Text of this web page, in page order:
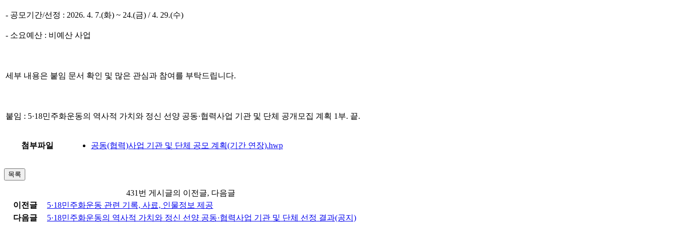
- 공모기간/선정 : 2026. 4. 7.(화) ~ 24.(금) / 4. 29.(수)
- 소요예산 : 비예산 사업
세부 내용은 붙임 문서 확인 및 많은 관심과 참여를 부탁드립니다.
붙임 : 5·18민주화운동의 역사적 가치와 정신 선양 공동·협력사업 기관 및 단체 공개모집 계획 1부. 끝.
첨부파일 공동(협력)사업 기관 및 단체 공모 계획(기간 연장).hwp
목록
431번 게시글의 이전글, 다음글
이전글
5·18민주화운동 관련 기록, 사료, 인물정보 제공
다음글
5·18민주화운동의 역사적 가치와 정신 선양 공동·협력사업 기관 및 단체 선정 결과(공지)